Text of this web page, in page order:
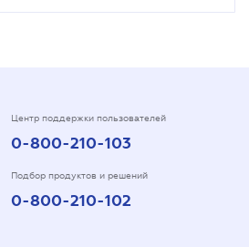
Центр поддержки пользователей
0-800-210-103
Подбор продуктов и решений
0-800-210-102